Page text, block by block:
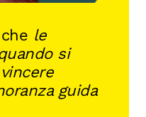
le
si
guida